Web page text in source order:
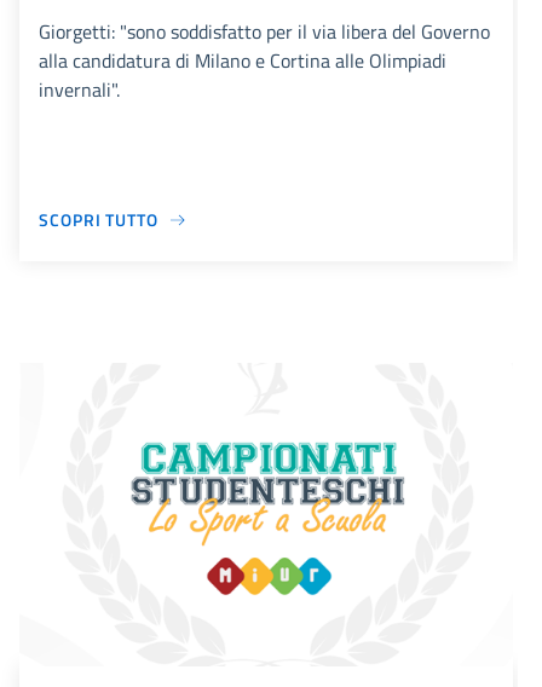
Giorgetti: "sono soddisfatto per il via libera del Governo
alla candidatura di Milano e Cortina alle Olimpiadi
invernali".
SCOPRI TUTTO